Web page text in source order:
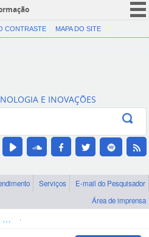
CORONAVÍRUS (COVID-19)
Canais
CONTRASTE MAPA DO SITE
E INOVAÇÕES
Serviços
E-mail do Pesquisador
Área de imprensa
Bolsas e Auxílios Vigentes